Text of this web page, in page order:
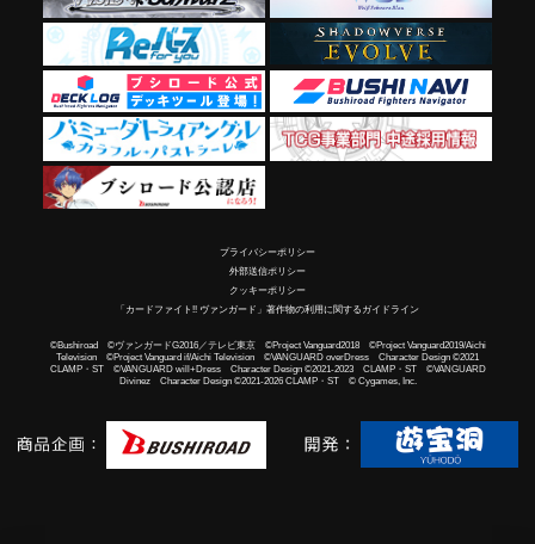
プライバシーポリシー
外部送信ポリシー
クッキーポリシー
「カードファイト!! ヴァンガード」著作物の利用に関するガイドライン
©Bushiroad ©ヴァンガードG2016／テレビ東京 ©Project Vanguard2018 ©Project Vanguard2019/Aichi
Television ©Project Vanguard if/Aichi Television ©VANGUARD overDress Character Design ©2021
CLAMP・ST ©VANGUARD will+Dress Character Design ©2021-2023 CLAMP・ST ©VANGUARD
Divinez Character Design ©2021-2026 CLAMP・ST © Cygames, Inc.